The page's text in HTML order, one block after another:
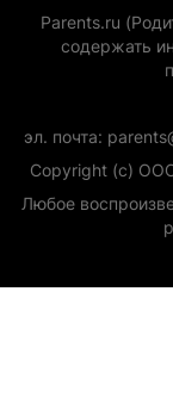
Parents.ru
содержать
эл. почта:
Copyright (с)
Любое